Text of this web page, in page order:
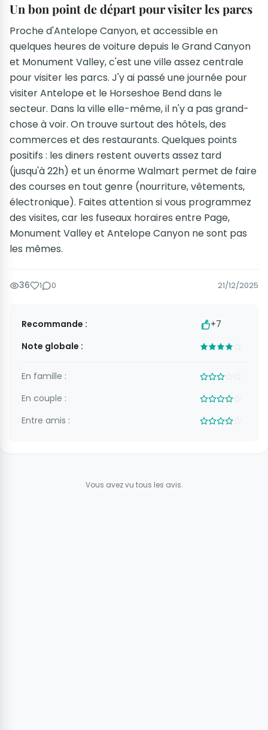
Un bon point de départ pour visiter les parcs
Proche d'Antelope Canyon, et accessible en
quelques heures de voiture depuis le Grand Canyon
et Monument Valley, c'est une ville assez centrale
pour visiter les parcs. J'y ai passé une journée pour
visiter Antelope et le Horseshoe Bend dans le
secteur. Dans la ville elle-même, il n'y a pas grand-
chose à voir. On trouve surtout des hôtels, des
commerces et des restaurants. Quelques points
positifs : les diners restent ouverts assez tard
(jusqu'à 22h) et un énorme Walmart permet de faire
des courses en tout genre (nourriture, vêtements,
électronique). Faites attention si vous programmez
des visites, car les fuseaux horaires entre Page,
Monument Valley et Antelope Canyon ne sont pas
les mêmes.
36 1 0 21/12/2025
Recommande :
+7
Note globale :
En famille :
En couple :
Entre amis :
Vous avez vu tous les avis.